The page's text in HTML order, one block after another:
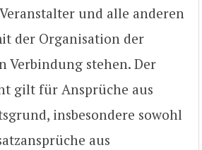
und alle anderen
der Organisation der
Verbindung stehen. Der
gilt für Ansprüche aus
insbesondere sowohl
aus